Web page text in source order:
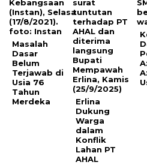
Masalah
Dasar
Belum
Terjawab di
Usia 76
Tahun
Merdeka
Erlina
Dukung
Warga
dalam
Konflik
Lahan PT
AHAL